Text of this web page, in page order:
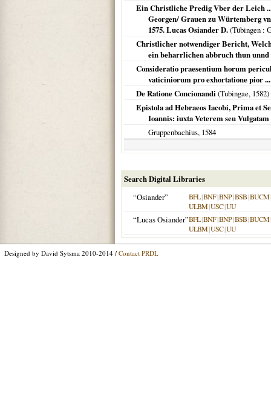
Ein Christliche Predig Vber der Leich
Georgen/ Grauen zu Würtemberg
1575. Lucas Osiander D.(Tübingen :
Christlicher notwendiger Bericht,
ein beharrlichen abbruch thun unnd
Consideratio praesentium horum
vaticiniorum pro exhortatione pior
De Ratione Concionandi (Tubingae, 1582)
Epistola ad Hebraeos Iacobi, Prima et
Ioannis: iuxta Veterem seu
Gruppenbachius, 1584
Search Digital Libraries
“Osiander”
BFL|BNF|BNP|BSB|BUCM
ULBM|USC|UU
“Lucas Osiander”BFL|BNF|BNP|BSB|BUCM
ULBM|USC|UU
Designed by David Sytsma 2010-2014 / Contact PRDL